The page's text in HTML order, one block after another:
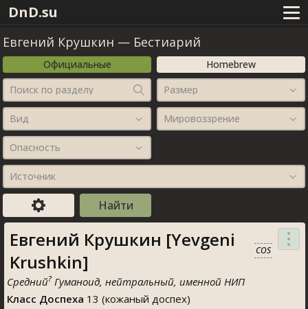
DnD.su
Евгений Крушкин — Бестиарий
Официальные
Homebrew
Поиск по разделу
Размер
Вид Мировоззрение
Опасность
Источник
Евгений Крушкин [Yevgeni
Krushkin]
COS
Средний?Гуманоид, нейтральный, именной НИП
Класс Доспеха 13 (кожаный доспех)